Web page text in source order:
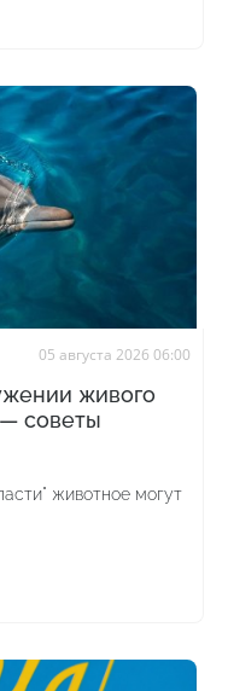
05 августа 2026 06:00
живого
советы
животное могут